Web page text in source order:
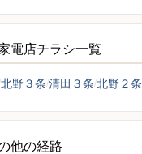
電店チラシ一覧
北野３条 清田３条 北野２条
他の経路